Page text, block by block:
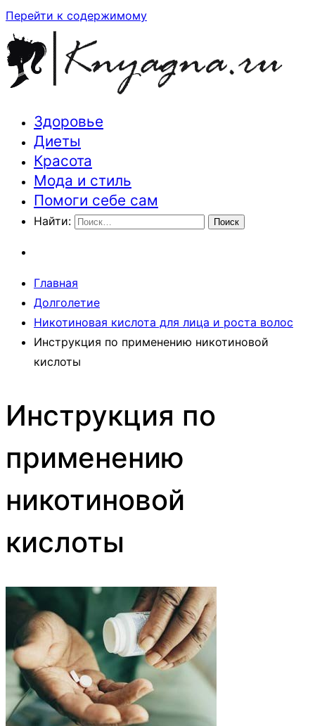
Перейти к содержимому
Траектория здоровья и красоты
Здоровье
Диеты
Красота
Мода и стиль
Помоги себе сам
Найти:
Главная
Долголетие
Никотиновая кислота для лица и роста волос
Инструкция по применению никотиновой
кислоты
Инструкция по
применению
никотиновой
кислоты